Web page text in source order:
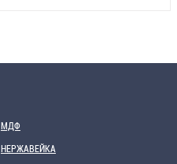
МДФ
НЕРЖАВЕЙКА